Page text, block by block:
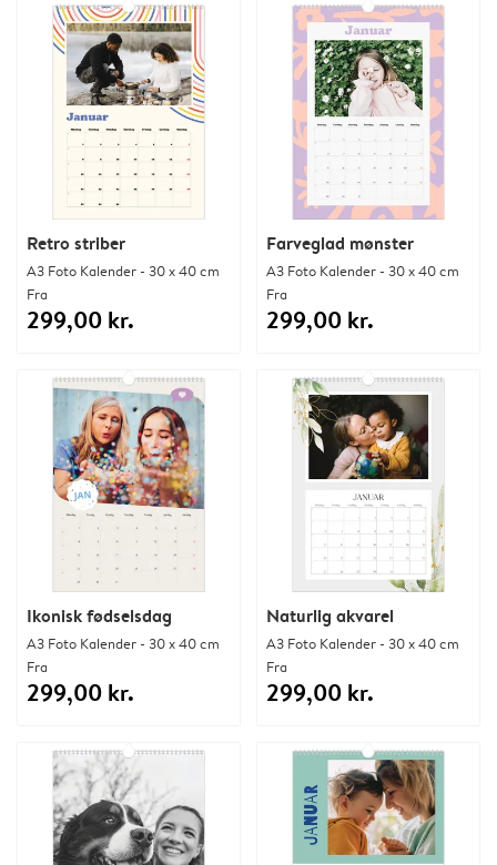
Retro striber
A3 Foto Kalender - 30 x 40 cm
Fra
299,00 kr.
Farveglad mønster
A3 Foto Kalender - 30 x 40 cm
Fra
299,00 kr.
Ikonisk fødselsdag
A3 Foto Kalender - 30 x 40 cm
Fra
299,00 kr.
Naturlig akvarel
A3 Foto Kalender - 30 x 40 cm
Fra
299,00 kr.